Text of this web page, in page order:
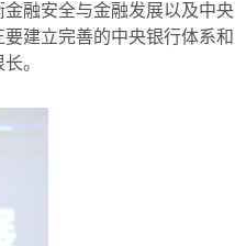
融安全与金融发展以及中央
建立完善的中央银行体系和
。